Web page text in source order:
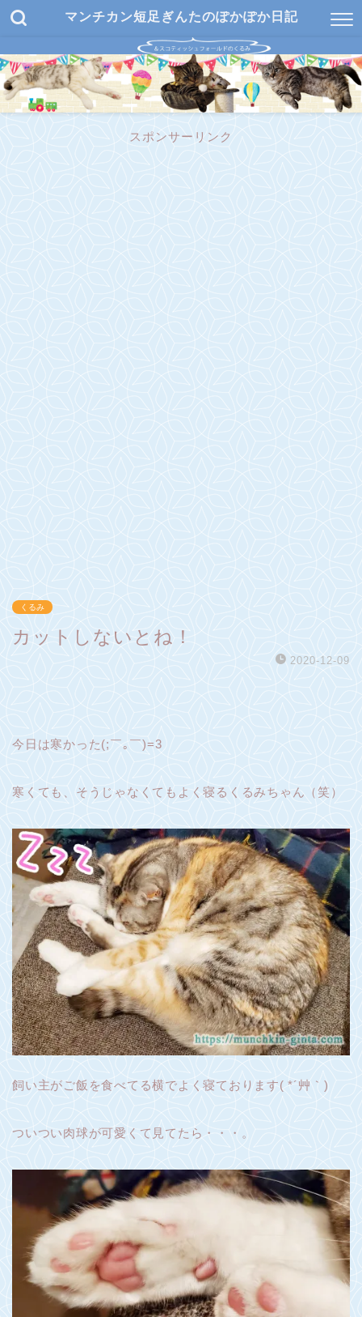
マンチカン短足ぎんたのぽかぽか日記
スポンサーリンク
くるみ
カットしないとね！
2020-12-09
今日は寒かった(;￣｡￣)=3
寒くても、そうじゃなくてもよく寝るくるみちゃん（笑）
飼い主がご飯を食べてる横でよく寝ております( *´艸｀)
ついつい肉球が可愛くて見てたら・・・。